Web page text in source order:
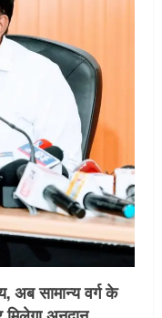
के पोलिंग बूथों का
आपत्ति निस्तारण
का लिया जायजा
लिए 13 वीरांगनाओं का
के सब-कॉन्टेस्ट ‘मिस
ब्यूटीफुल हेयर’ का
अब सामान्य वर्ग के